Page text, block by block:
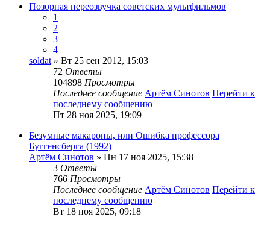
Позорная переозвучка советских мультфильмов
1
2
3
4
soldat » Вт 25 сен 2012, 15:03
72 Ответы
104898 Просмотры
Последнее сообщение Артём Синотов Перейти к
последнему сообщению
Пт 28 ноя 2025, 19:09
Безумные макароны, или Ошибка профессора
Буггенсберга (1992)
Артём Синотов » Пн 17 ноя 2025, 15:38
3 Ответы
766 Просмотры
Последнее сообщение Артём Синотов Перейти к
последнему сообщению
Вт 18 ноя 2025, 09:18